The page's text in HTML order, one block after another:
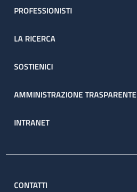
PROFESSIONISTI
LA RICERCA
SOSTIENICI
AMMINISTRAZIONE TRASPARENTE
INTRANET
CONTATTI